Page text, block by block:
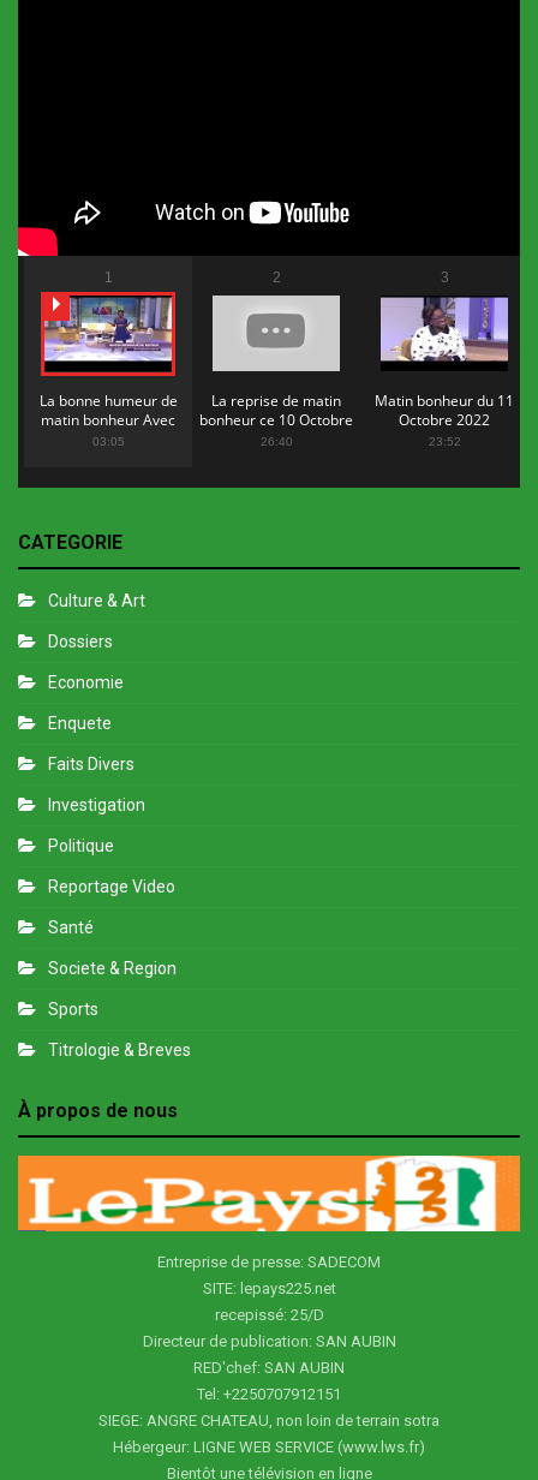
1
La bonne humeur de
matin bonheur Avec
Flopy Mendosa
03:05
2
La reprise de matin
bonheur ce 10 Octobre
2022
26:40
3
Matin bonheur du 11
Octobre 2022
23:52
CATEGORIE
Culture & Art
Dossiers
Economie
Enquete
Faits Divers
Investigation
Politique
Reportage Video
Santé
Societe & Region
Sports
Titrologie & Breves
À propos de nous
Entreprise de presse: SADECOM
SITE: lepays225.net
recepissé: 25/D
Directeur de publication: SAN AUBIN
RED'chef: SAN AUBIN
Tel: +2250707912151
SIEGE: ANGRE CHATEAU, non loin de terrain sotra
Hébergeur: LIGNE WEB SERVICE (www.lws.fr)
Bientôt une télévision en ligne